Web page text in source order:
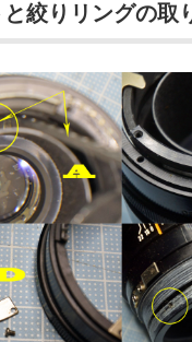
絞りリングの取